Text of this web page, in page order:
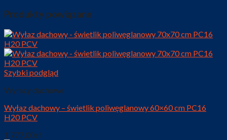
Produkty powiązane
Szybki podgląd
Wyłazy dachowe
Wyłaz dachowy – świetlik poliwęglanowy 60×60 cm PC16
H20 PCV
1.777,00zł